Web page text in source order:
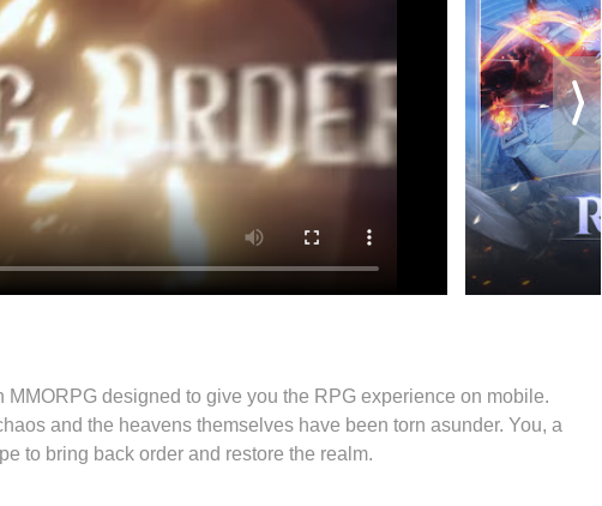
MMORPG designed to give you the RPG experience on mobile.
and the heavens themselves have been torn asunder. You, a
to bring back order and restore the realm.